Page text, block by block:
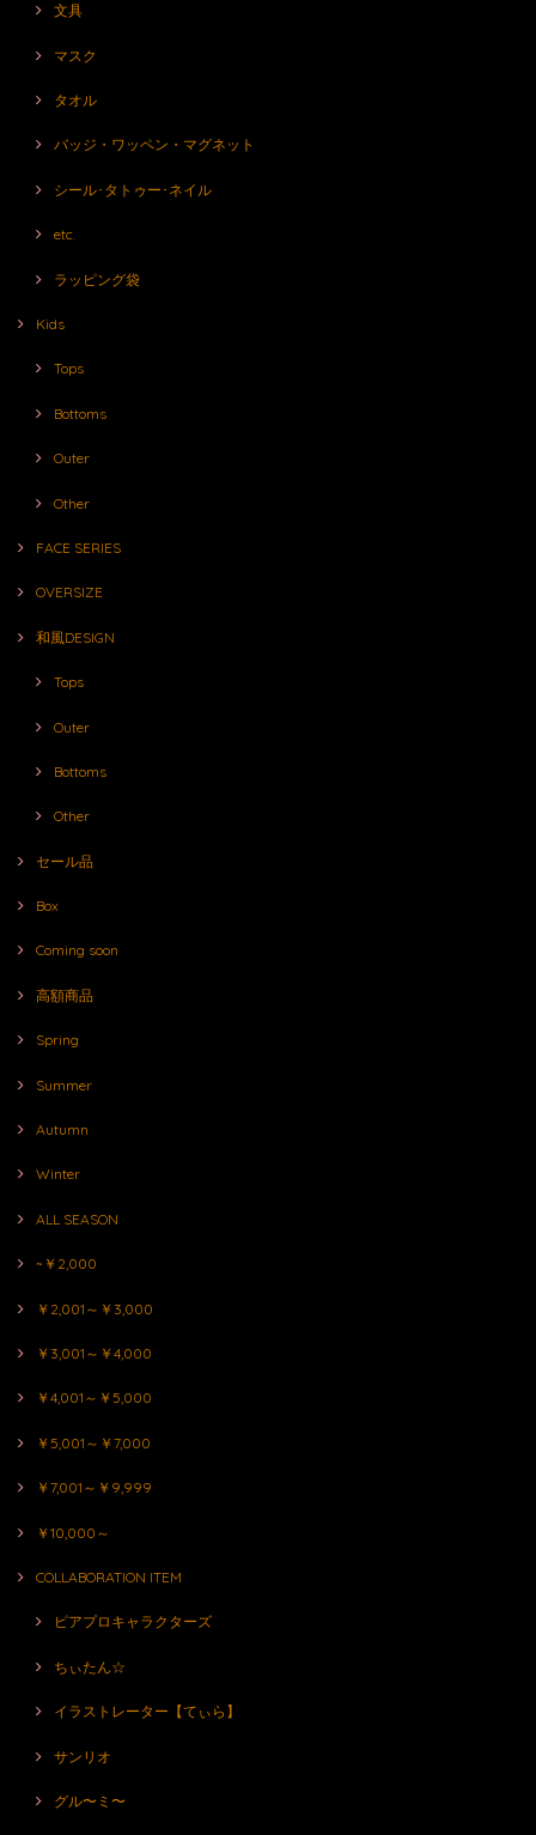
文具
マスク
タオル
バッジ・ワッペン・マグネット
シール･タトゥー･ネイル
etc.
ラッピング袋
Kids
Tops
Bottoms
Outer
Other
FACE SERIES
OVERSIZE
和風DESIGN
Tops
Outer
Bottoms
Other
セール品
Box
Coming soon
高額商品
Spring
Summer
Autumn
Winter
ALL SEASON
~￥2,000
￥2,001～￥3,000
￥3,001～￥4,000
￥4,001～￥5,000
￥5,001～￥7,000
￥7,001～￥9,999
￥10,000～
COLLABORATION ITEM
ピアプロキャラクターズ
ちぃたん☆
イラストレーター【てぃら】
サンリオ
グル〜ミ〜